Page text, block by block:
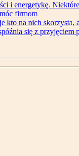
i energetykę.
firmom
kto na nich skorzysta,
się z przyjęciem